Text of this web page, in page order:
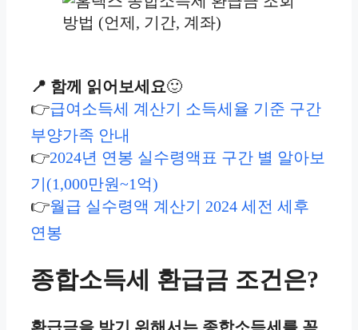
📍 함께 읽어보세요🙂
👉급여소득세 계산기 소득세율 기준 구간
부양가족 안내
👉2024년 연봉 실수령액표 구간 별 알아보
기(1,000만원~1억)
👉월급 실수령액 계산기 2024 세전 세후
연봉
종합소득세 환급금 조건은?
환급금을 받기 위해서는 종합소득세를 꼭